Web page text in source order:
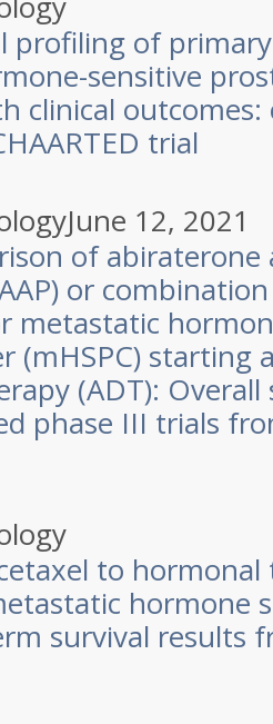
profiling of
sensitive
clinical outcomes:
trial
June 12, 2021
of abiraterone
or
metastatic
(mHSPC) starting
(ADT): Overall
phase III trials
to hormonal
hormone
survival results